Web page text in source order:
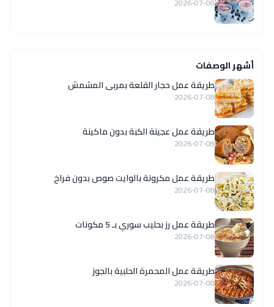
2026-07-08
أشهر الوصفات
طريقة عمل حجار القلعة بمربى المشمش
2026-07-08
طريقة عمل عجينة الكبة بدون ماكينة
2026-07-08
طريقة عمل مكرونة بالوايت صوص بدون فراخ
2026-07-08
طريقة عمل رز بحليب سوري بـ 5 مكونات
2026-07-08
طريقة عمل المحمرة الحلبية بالجوز
2026-07-08